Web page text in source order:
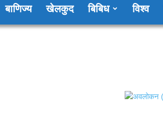
बाणिज्य खेलकुद बिबिध विश्व